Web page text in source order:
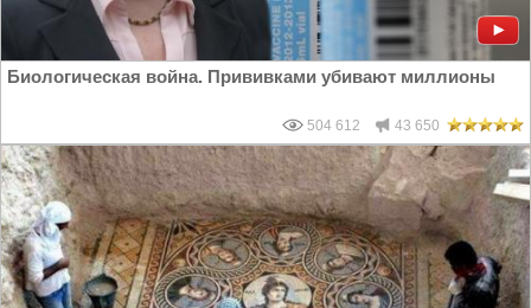
Биологическая война. Прививками убивают миллионы
504 612 43 650